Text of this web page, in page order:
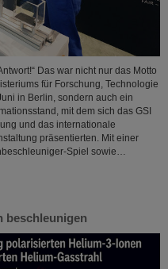
Das war nicht nur das Motto
für Forschung, Technologie
in Berlin, sondern auch ein
mit dem sich das GSI
und das internationale
präsentierten. Mit einer
Spiel sowie…
beschleunigen